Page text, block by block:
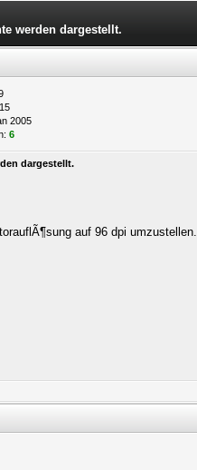
werden dargestellt.
2005
6
dargestellt.
auf 96 dpi umzustellen.